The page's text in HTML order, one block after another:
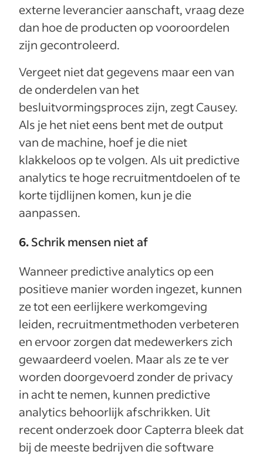
externe leverancier aanschaft, vraag deze
dan hoe de producten op vooroordelen
zijn gecontroleerd.
Vergeet niet dat gegevens maar een van
de onderdelen van het
besluitvormingsproces zijn, zegt Causey.
Als je het niet eens bent met de output
van de machine, hoef je die niet
klakkeloos op te volgen. Als uit predictive
analytics te hoge recruitmentdoelen of te
korte tijdlijnen komen, kun je die
aanpassen.
6.Schrik mensen niet af
Wanneer predictive analytics op een
positieve manier worden ingezet, kunnen
ze tot een eerlijkere werkomgeving
leiden, recruitmentmethoden verbeteren
en ervoor zorgen dat medewerkers zich
gewaardeerd voelen. Maar als ze te ver
worden doorgevoerd zonder de privacy
in acht te nemen, kunnen predictive
analytics behoorlijk afschrikken. Uit
recent onderzoek door Capterra bleek dat
bij de meeste bedrijven die software